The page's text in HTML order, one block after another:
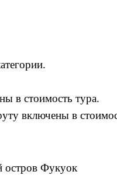
в стоимость тура.
включены в
остров Фукуок